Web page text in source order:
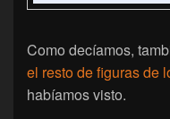
Como decíamos,
el resto de figuras de
habíamos visto.